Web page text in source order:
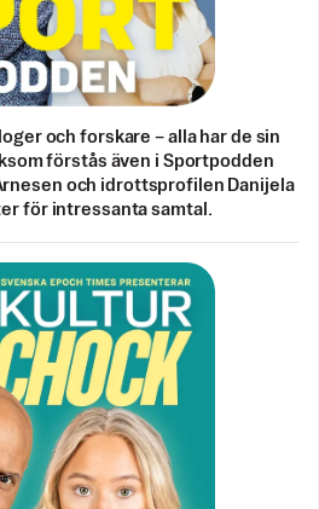
och forskare – alla har de sin
förstås även i Sportpodden
och idrottsprofilen Danijela
för intressanta samtal.